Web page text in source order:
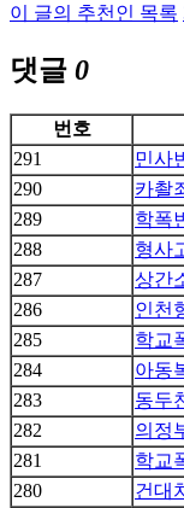
이 글의 추천인 목록
댓글 0
번호
291
민사
290
카촬
289
학폭
288
형사
287
상간
286
인천
285
학교
284
아동
283
동두
282
의정
281
학교
280
건대